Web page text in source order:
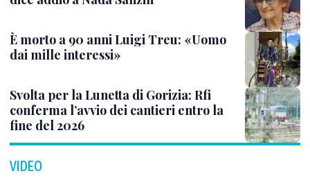
È morto a 90 anni Luigi Treu: «Uomo
dai mille interessi»
Svolta per la Lunetta di Gorizia: Rfi
conferma l’avvio dei cantieri entro la
fine del 2026
VIDEO